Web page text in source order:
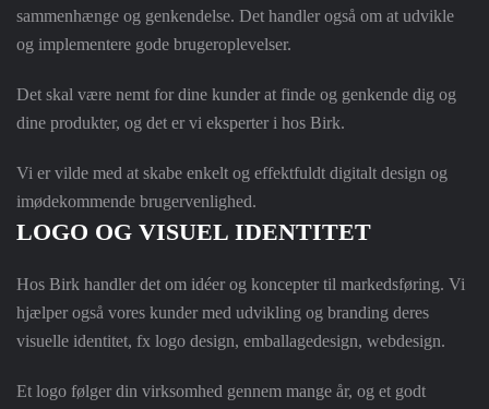
sammenhænge og genkendelse. Det handler også om at udvikle
og implementere gode brugeroplevelser.
Det skal være nemt for dine kunder at finde og genkende dig og
dine produkter, og det er vi eksperter i hos Birk.
Vi er vilde med at skabe enkelt og effektfuldt digitalt design og
imødekommende brugervenlighed.
LOGO OG VISUEL IDENTITET
Hos Birk handler det om idéer og koncepter til markedsføring. Vi
hjælper også vores kunder med udvikling og branding deres
visuelle identitet, fx logo design, emballagedesign, webdesign.
Et logo følger din virksomhed gennem mange år, og et godt